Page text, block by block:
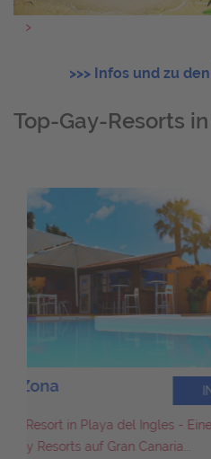
>>> Infos und zu den
Top-Gay-Resorts
Los Almendros
Gays Exclusive Vacation
direkt gegenüber des Cita